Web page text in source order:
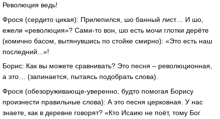
Революция ведь!
Фрося (сердито цикая): Прилепился, шо банный лист… И шо,
ежели «революция»? Сами-то вон, шо есть мочи глотки дерёте
(комично басом, вытянувшись по стойке смирно): «Это есть наш
последний...»!
Борис: Как вы можете сравнивать? Это песня – революционная,
а это… (запинается, пытаясь подобрать слова).
Фрося (обезоруживающе-уверенно, будто помогая Борису
произнести правильные слова): А это песня церковная. У нас
знаете, как в деревне говорят? «Кто Исаию не поёт, тому Бог